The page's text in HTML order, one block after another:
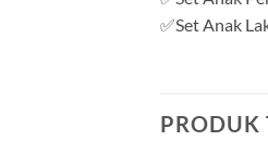
✅Set Anak
PRODUK